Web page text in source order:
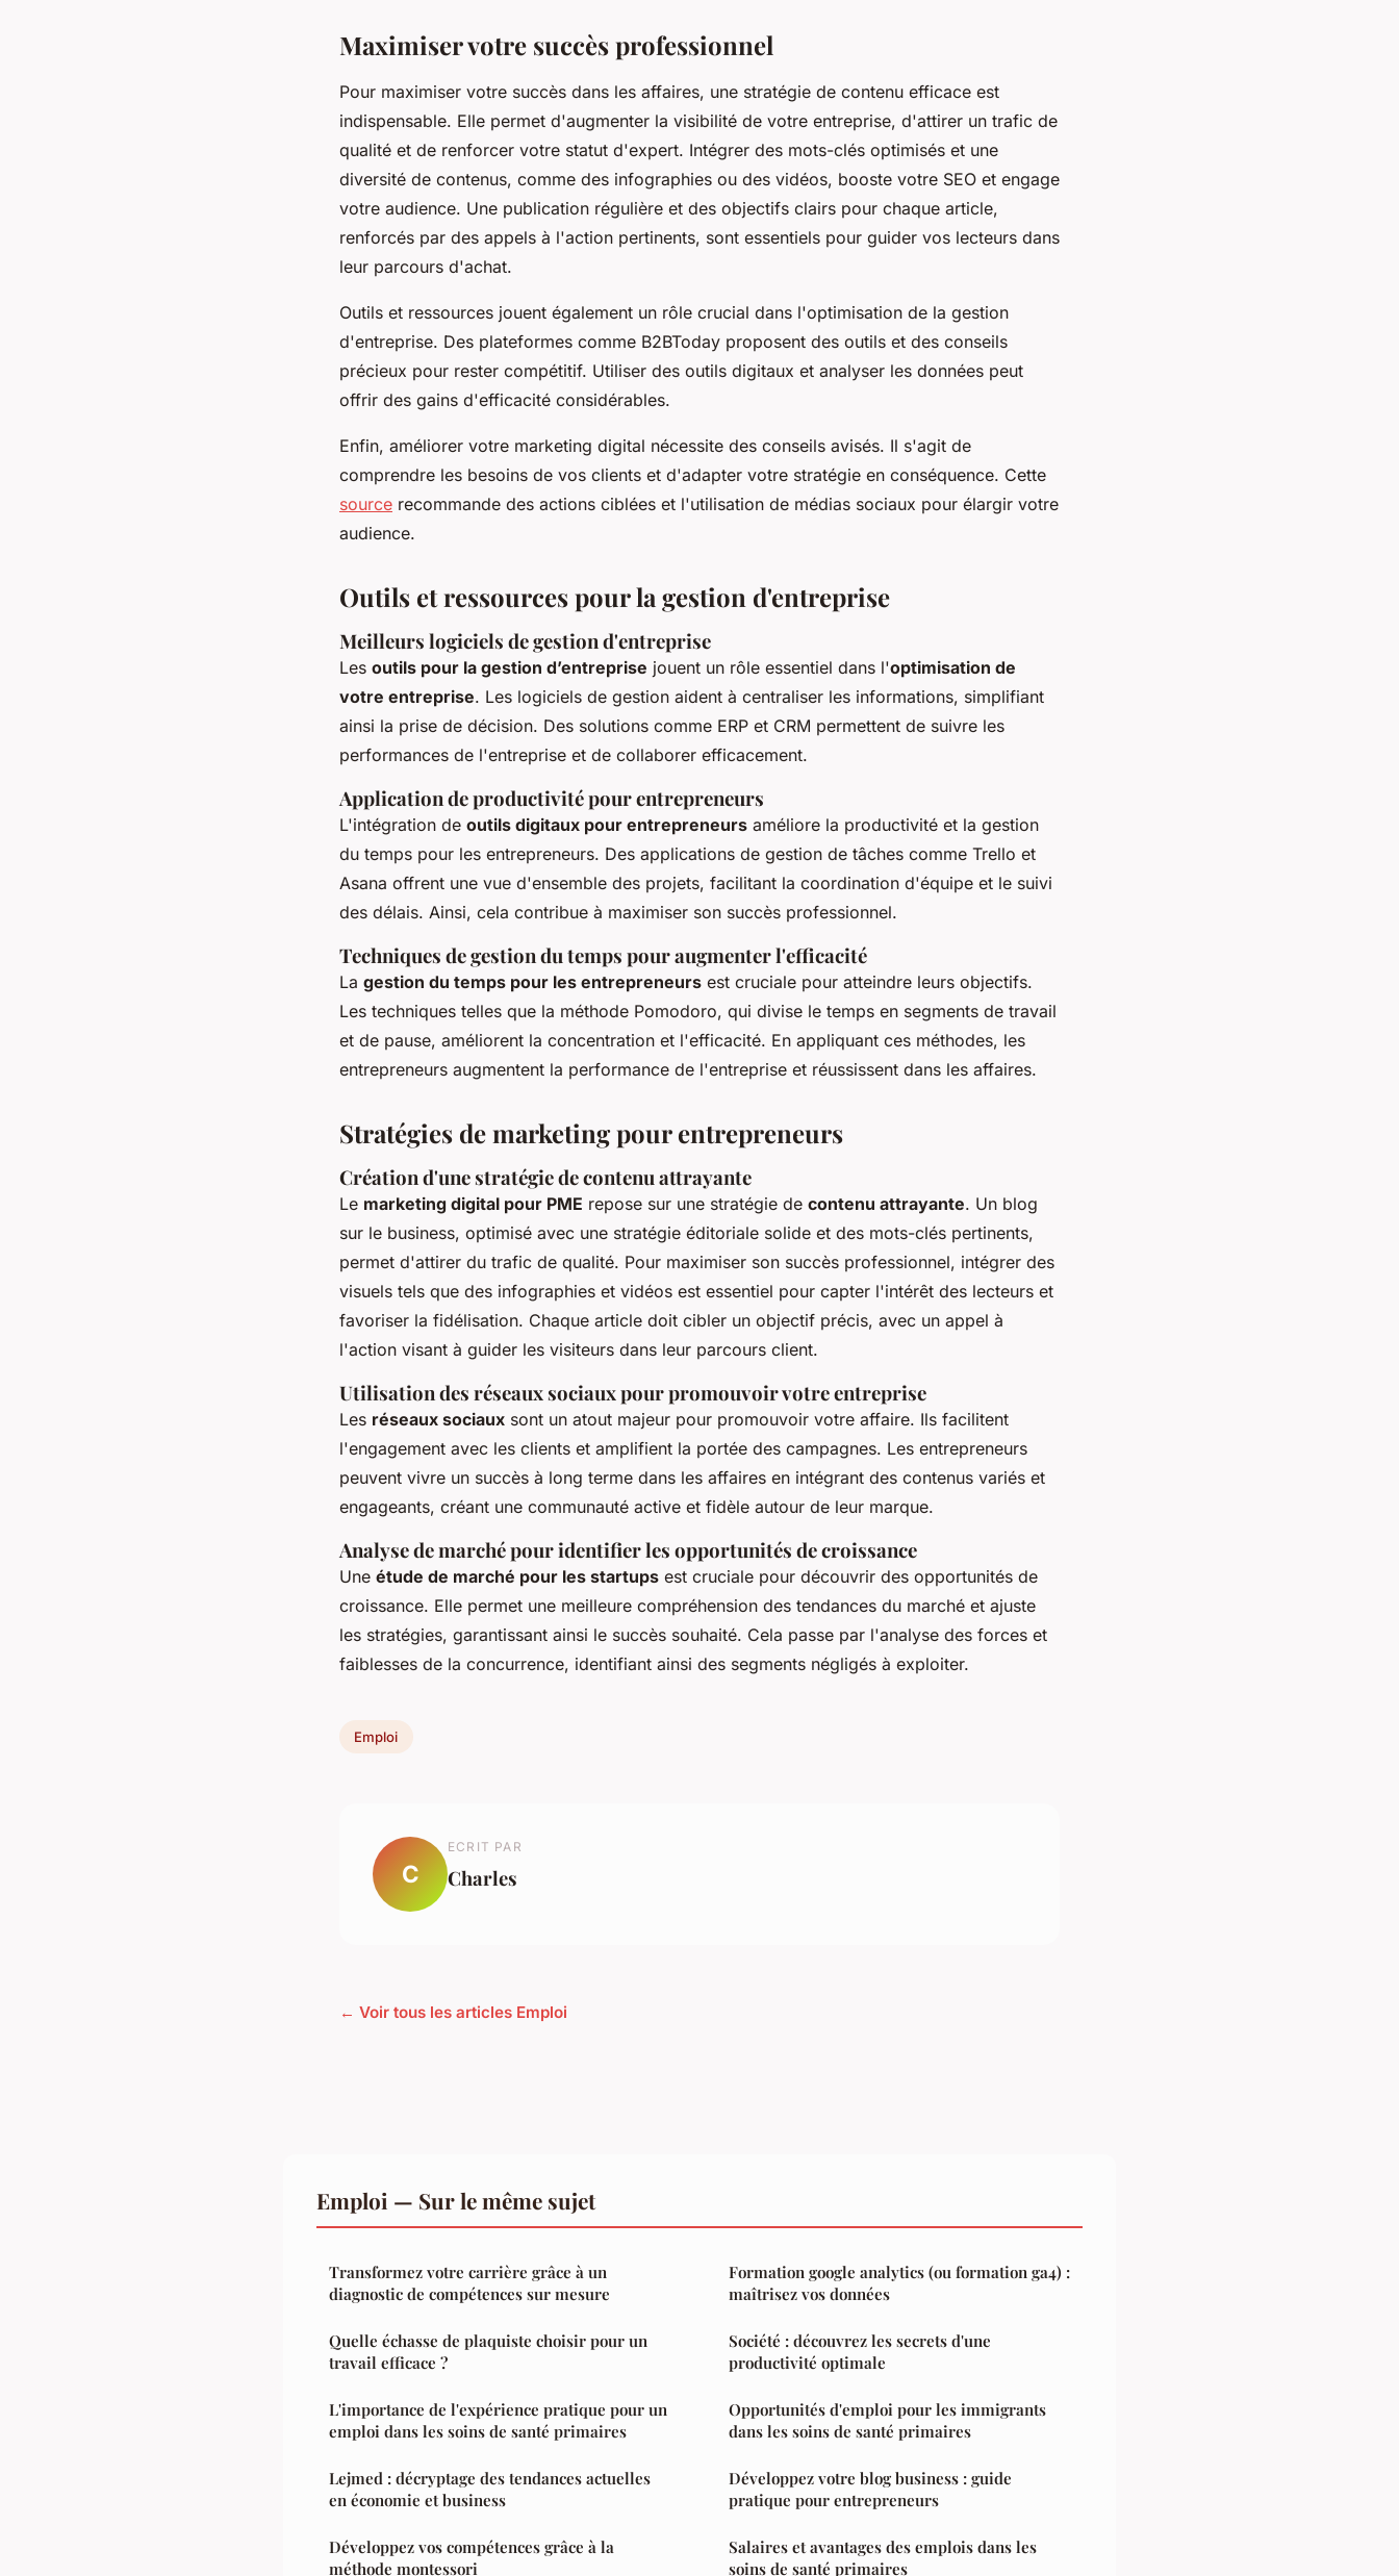
Maximiser votre succès professionnel
Pour maximiser votre succès dans les affaires, une stratégie de contenu efficace est
indispensable. Elle permet d'augmenter la visibilité de votre entreprise, d'attirer un trafic de
qualité et de renforcer votre statut d'expert. Intégrer des mots-clés optimisés et une
diversité de contenus, comme des infographies ou des vidéos, booste votre SEO et engage
votre audience. Une publication régulière et des objectifs clairs pour chaque article,
renforcés par des appels à l'action pertinents, sont essentiels pour guider vos lecteurs dans
leur parcours d'achat.
Outils et ressources jouent également un rôle crucial dans l'optimisation de la gestion
d'entreprise. Des plateformes comme B2BToday proposent des outils et des conseils
précieux pour rester compétitif. Utiliser des outils digitaux et analyser les données peut
offrir des gains d'efficacité considérables.
Enfin, améliorer votre marketing digital nécessite des conseils avisés. Il s'agit de
comprendre les besoins de vos clients et d'adapter votre stratégie en conséquence. Cette
source recommande des actions ciblées et l'utilisation de médias sociaux pour élargir votre
audience.
Outils et ressources pour la gestion d'entreprise
Meilleurs logiciels de gestion d'entreprise
Les outils pour la gestion d’entreprise jouent un rôle essentiel dans l'optimisation de
votre entreprise. Les logiciels de gestion aident à centraliser les informations, simplifiant
ainsi la prise de décision. Des solutions comme ERP et CRM permettent de suivre les
performances de l'entreprise et de collaborer efficacement.
Application de productivité pour entrepreneurs
L'intégration de outils digitaux pour entrepreneurs améliore la productivité et la gestion
du temps pour les entrepreneurs. Des applications de gestion de tâches comme Trello et
Asana offrent une vue d'ensemble des projets, facilitant la coordination d'équipe et le suivi
des délais. Ainsi, cela contribue à maximiser son succès professionnel.
Techniques de gestion du temps pour augmenter l'efficacité
La gestion du temps pour les entrepreneurs est cruciale pour atteindre leurs objectifs.
Les techniques telles que la méthode Pomodoro, qui divise le temps en segments de travail
et de pause, améliorent la concentration et l'efficacité. En appliquant ces méthodes, les
entrepreneurs augmentent la performance de l'entreprise et réussissent dans les affaires.
Stratégies de marketing pour entrepreneurs
Création d'une stratégie de contenu attrayante
Le marketing digital pour PME repose sur une stratégie de contenu attrayante. Un blog
sur le business, optimisé avec une stratégie éditoriale solide et des mots-clés pertinents,
permet d'attirer du trafic de qualité. Pour maximiser son succès professionnel, intégrer des
visuels tels que des infographies et vidéos est essentiel pour capter l'intérêt des lecteurs et
favoriser la fidélisation. Chaque article doit cibler un objectif précis, avec un appel à
l'action visant à guider les visiteurs dans leur parcours client.
Utilisation des réseaux sociaux pour promouvoir votre entreprise
Les réseaux sociaux sont un atout majeur pour promouvoir votre affaire. Ils facilitent
l'engagement avec les clients et amplifient la portée des campagnes. Les entrepreneurs
peuvent vivre un succès à long terme dans les affaires en intégrant des contenus variés et
engageants, créant une communauté active et fidèle autour de leur marque.
Analyse de marché pour identifier les opportunités de croissance
Une étude de marché pour les startups est cruciale pour découvrir des opportunités de
croissance. Elle permet une meilleure compréhension des tendances du marché et ajuste
les stratégies, garantissant ainsi le succès souhaité. Cela passe par l'analyse des forces et
faiblesses de la concurrence, identifiant ainsi des segments négligés à exploiter.
Emploi
C
ECRIT PAR
Charles
← Voir tous les articles Emploi
Emploi — Sur le même sujet
Transformez votre carrière grâce à un
diagnostic de compétences sur mesure
Quelle échasse de plaquiste choisir pour un
travail efficace ?
L'importance de l'expérience pratique pour un
emploi dans les soins de santé primaires
Lejmed : décryptage des tendances actuelles
en économie et business
Développez vos compétences grâce à la
méthode montessori
Formation google analytics (ou formation ga4) :
maîtrisez vos données
Société : découvrez les secrets d'une
productivité optimale
Opportunités d'emploi pour les immigrants
dans les soins de santé primaires
Développez votre blog business : guide
pratique pour entrepreneurs
Salaires et avantages des emplois dans les
soins de santé primaires